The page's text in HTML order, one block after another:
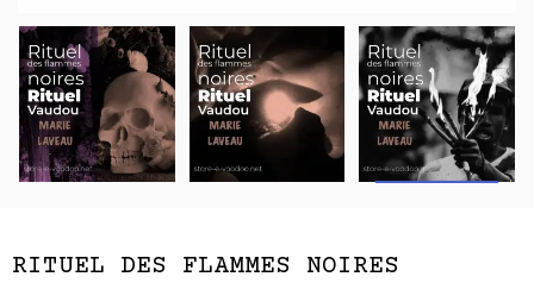
RITUEL DES FLAMMES NOIRES